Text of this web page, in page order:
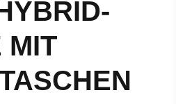
MIT